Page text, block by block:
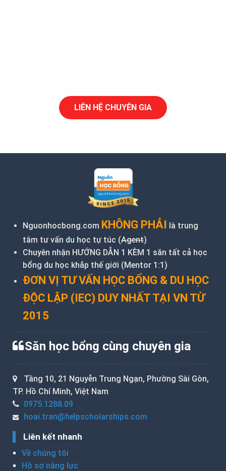
LIÊN HỆ CHUYÊN GIA
Nguonhocbong.com KHÔNG PHẢI
là trung
tâm tư vấn du học tự túc (Agent)
Chuyên nhận HƯỚNG DẪN 1 KÈM 1 săn tất cả học
bổng du học khắp thế giới (Mentor 1:1)
ĐƠN VỊ TƯ VẤN HỌC BỔNG & DU HỌC
ĐỘC LẬP (IEC) DUY NHẤT TẠI VN TỪ
2015
Săn học bổng cùng chuyên gia
Tầng 10, 21 Nguyễn Trung Ngạn, Phường Sài Gòn,
TP. Hồ Chí Minh, Việt Nam
0975.1288.09
hoai.tran@helpscholarships.com
Liên kết nhanh
Về chúng tôi
Hồ sơ năng lực